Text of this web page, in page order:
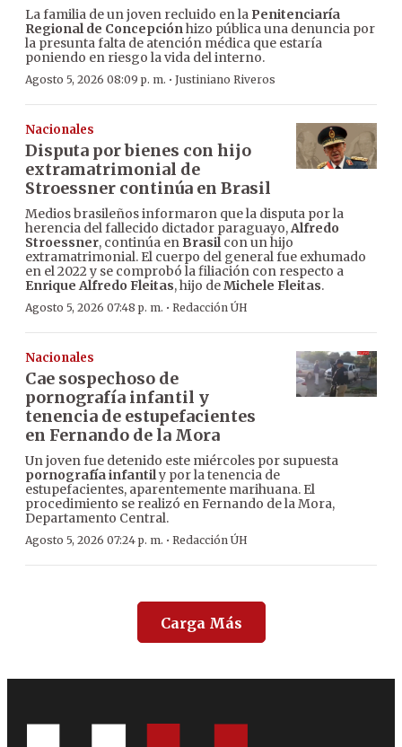
La familia de un joven recluido en la Penitenciaría
Regional de Concepciónhizo pública una denuncia por
la presunta falta de atención médica que estaría
poniendo en riesgo la vida del interno.
Agosto 5, 2026 08:09 p. m. · Justiniano Riveros
Nacionales
Disputa por bienes con hijo
extramatrimonial de
Stroessner continúa en Brasil
Medios brasileños informaron que la disputa por la
herencia del fallecido dictador paraguayo,Alfredo
Stroessner, continúa en Brasilcon un hijo
extramatrimonial. El cuerpo del general fue exhumado
en el 2022 y se comprobó la filiación con respecto a
Enrique Alfredo Fleitas, hijo deMichele Fleitas.
Agosto 5, 2026 07:48 p. m. · Redacción ÚH
Nacionales
Cae sospechoso de
pornografía infantil y
tenencia de estupefacientes
en Fernando de la Mora
Un joven fue detenido este miércoles por supuesta
pornografía infantily por la tenencia de
estupefacientes, aparentemente marihuana. El
procedimiento se realizó en Fernando de la Mora,
Departamento Central.
Agosto 5, 2026 07:24 p. m. · Redacción ÚH
Carga Más